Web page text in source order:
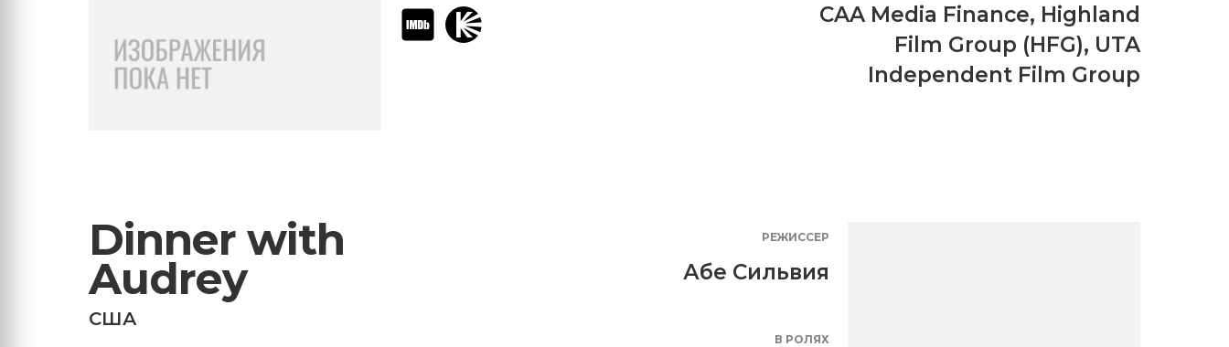
CAA Media Finance, Highland
Film Group (HFG), UTA
Independent Film Group
Dinner with
Audrey
США
РЕЖИССЕР
Абе Сильвия
В РОЛЯХ